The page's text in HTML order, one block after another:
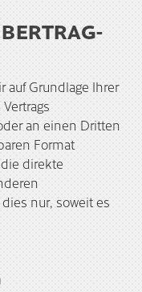
auf Grundlage Ihrer
an einen Dritten
Format
direkte
nur, soweit es